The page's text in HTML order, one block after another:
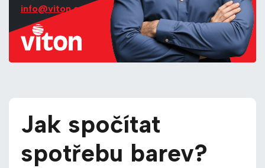
info@viton.cz
Jak spočítat
spotřebu barev?